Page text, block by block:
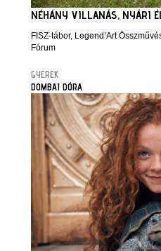
NÉHÁNY VILLANÁS, NYÁRI
FISZ-tábor, Legend’Art
Fórum
GYEREK
DOMBAI DÓRA